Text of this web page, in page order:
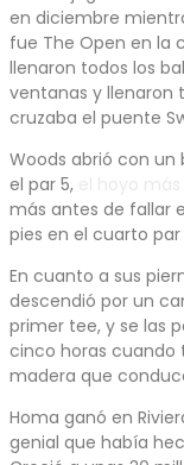
en diciembre
fue The Open en la
llenaron todos los
ventanas y llenaron
cruzaba el puente
Woods abrió con un
el par 5,
más antes de fallar
pies en el cuarto par
En cuanto a sus
descendió por un
primer tee, y se las
cinco horas cuando
madera que
Homa ganó en
genial que había